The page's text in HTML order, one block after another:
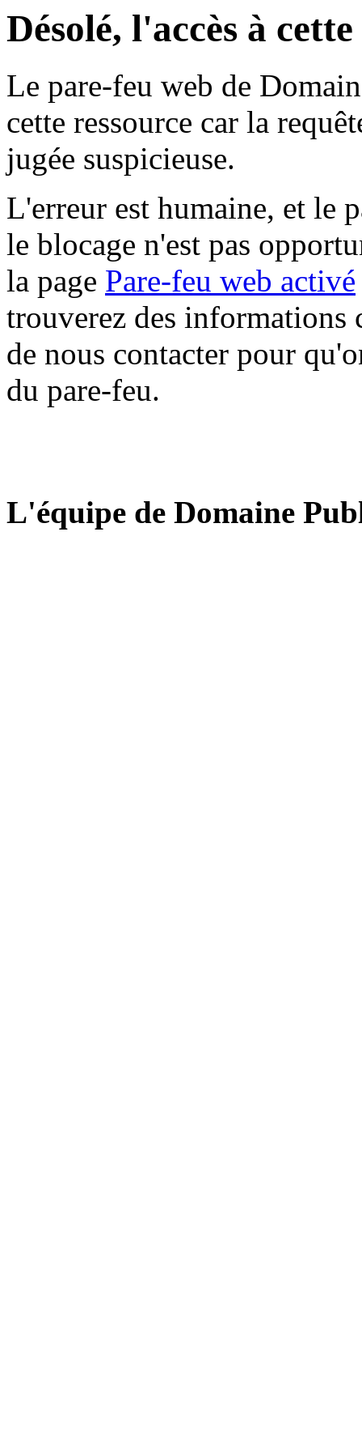
Désolé, l'accès à
Le pare-feu web de
cette ressource car la
jugée suspicieuse.
L'erreur est humaine, et le
le blocage n'est pas
la page Pare-feu web activé
trouverez des informations
de nous contacter pour
du pare-feu.
L'équipe de Domaine